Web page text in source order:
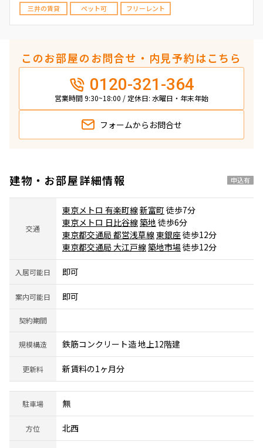
三井の賃貸 ペット可 フリーレント
このお部屋のお問合せ・内見予約はこちら
0120-321-364
営業時間 9:30~18:00 / 定休日: 水曜日・年末年始
フォームから お問合せ
建物・お部屋詳細情報 申込有
交通
東京メトロ 有楽町線新富町 徒歩7分
東京メトロ 日比谷線築地 徒歩6分
東京都交通局 都営浅草線東銀座徒歩12分
東京都交通局 大江戸線築地市場 徒歩12分
入居可能日 即可
案内可能日 即可
契約期間
規模構造 鉄筋コンクリート造 地上12階建
更新料 新賃料の1ヶ月分
駐車場 無
方位 北西